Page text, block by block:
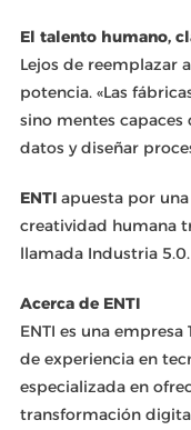
El talento humano,
Lejos de reemplazar
potencia. «Las
sino mentes
datos y diseñar
ENTIapuesta por
creatividad humana
llamada Industria 5.0.
Acerca de ENTI
ENTI es una
de experiencia en
especializada en
transformación